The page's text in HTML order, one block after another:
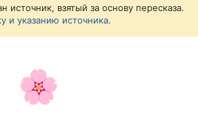
источник, взятый за основу пересказа.
и указанию источника.
🌸